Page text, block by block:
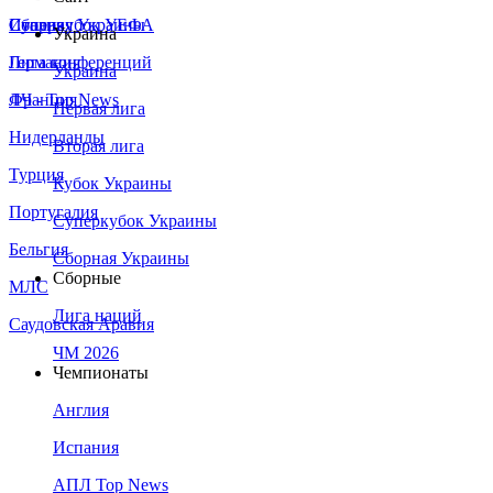
Сборная Украины
Италия
Германия
Франция
Нидерланды
Турция
Португалия
Бельгия
МЛС
Саудовская Аравия
Суперкубок УЕФА
Лига конференций
ЛЧ - Top News
Украина
Украина
Первая лига
Вторая лига
Кубок Украины
Суперкубок Украины
Сборная Украины
Сборные
Лига наций
ЧМ 2026
Чемпионаты
Англия
Испания
АПЛ Top News